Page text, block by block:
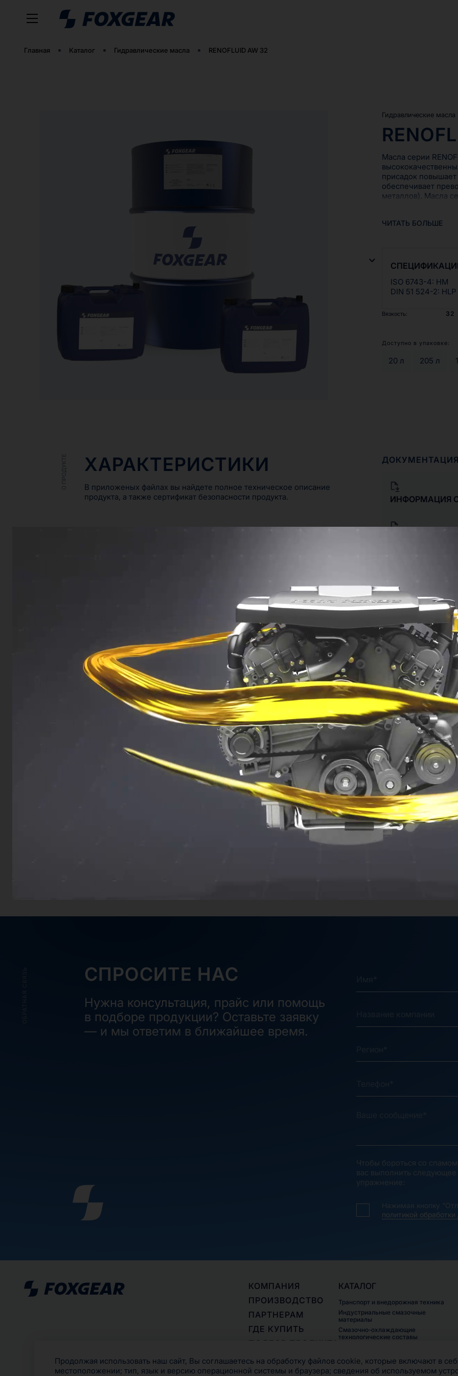
Главная Каталог Гидравлические масла RENOFLUID AW 32
Гидравлические масла
Масла серии
присадок
обеспечивает
металлов). Масла
маслам согласно DIN
производителем
ЧИТАТЬ БОЛЬШЕ
ISO 6743-4: HM
DIN 51 524-2: HLP
Вязкость: 32
Доступно в упаковке:
20 л 205 л
О ПРОДУКТЕ ХАРАКТЕРИСТИКИ
В приложеных файлах вы найдете полное техническое описание
продукта, а также сертификат безопасности продукта.
ДОКУМЕНТАЦИЯ
ИНФОРМАЦИЯ
ДРУГИЕ ПРОДУКТЫ
RENOFLUID AW 32
Высококачественное
гидравлическое и смазывающее
RENOFLUID
Высококачественное
гидравлическое и
масло
СПРОСИТЕ НАС
Нужна консультация, прайс или помощь
в подборе продукции? Оставьте заявку
— и мы ответим в ближайшее время.
Чтобы бороться со
вас выполнить
упражнение:
Нажимая кнопку
политикой
КОМПАНИЯ
ПРОИЗВОДСТВО
ПАРТНЕРАМ
ГДЕ КУПИТЬ
ПОДБОР ПРОДУКТА
КОНТАКТЫ
КАТАЛОГ
Транспорт и внедорожная техника
Индустриальные смазочные
материалы
Смазочно-охлаждающие
технологические составы
Продолжая использовать наш сайт, Вы соглашаетесь на обработку файлов cookie, которые включают в
местоположении; тип, язык и версию операционной системы и браузера; сведения об используемом